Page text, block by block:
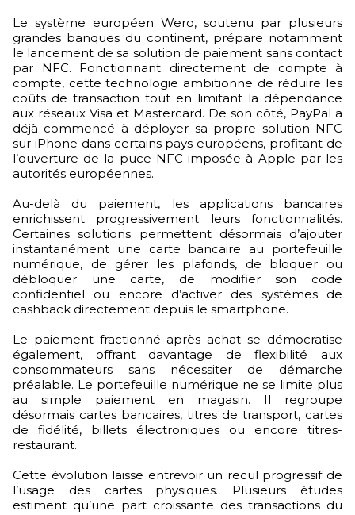
Le système européen Wero, soutenu par plusieurs
grandes banques du continent, prépare notamment
le lancement de sa solution de paiement sans contact
par NFC. Fonctionnant directement de compte à
compte, cette technologie ambitionne de réduire les
coûts de transaction tout en limitant la dépendance
aux réseaux Visa et Mastercard. De son côté, PayPal a
déjà commencé à déployer sa propre solution NFC
sur iPhone dans certains pays européens, profitant de
l’ouverture de la puce NFC imposée à Apple par les
autorités européennes.
Au-delà du paiement, les applications bancaires
enrichissent progressivement leurs fonctionnalités.
Certaines solutions permettent désormais d’ajouter
instantanément une carte bancaire au portefeuille
numérique, de gérer les plafonds, de bloquer ou
débloquer une carte, de modifier son code
confidentiel ou encore d’activer des systèmes de
cashback directement depuis le smartphone.
Le paiement fractionné après achat se démocratise
également, offrant davantage de flexibilité aux
consommateurs sans nécessiter de démarche
préalable. Le portefeuille numérique ne se limite plus
au simple paiement en magasin. Il regroupe
désormais cartes bancaires, titres de transport, cartes
de fidélité, billets électroniques ou encore titres-
restaurant.
Cette évolution laisse entrevoir un recul progressif de
l’usage des cartes physiques. Plusieurs études
estiment qu’une part croissante des transactions du